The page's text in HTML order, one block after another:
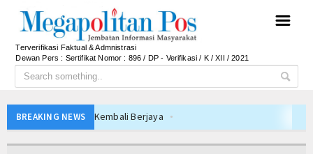
☰
Terverifikasi Faktual & Admnistrasi
Dewan Pers : Sertifikat Nomor : 896 / DP - Verifikasi / K / XII / 2021
BREAKING NEWS
Blitar Kembali Berjaya